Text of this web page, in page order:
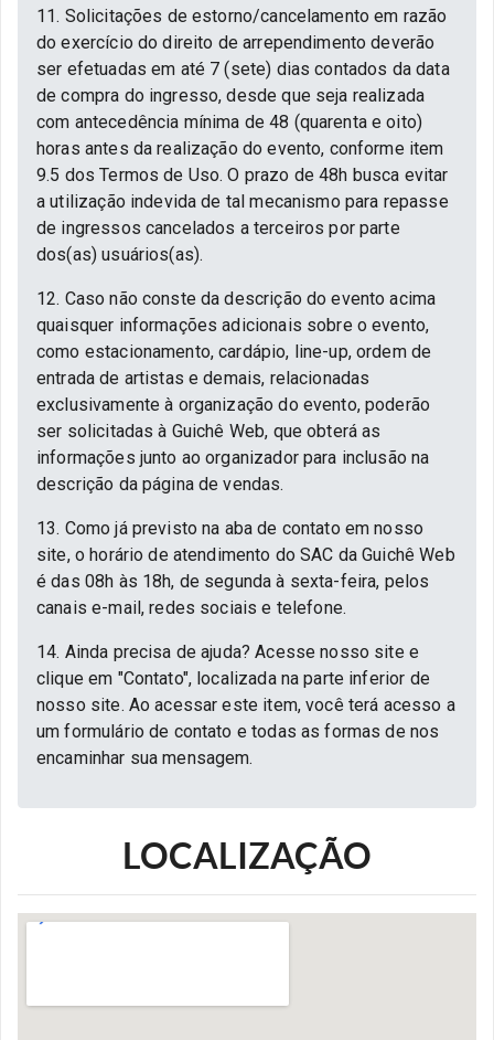
11. Solicitações de estorno/cancelamento em razão
do exercício do direito de arrependimento deverão
ser efetuadas em até 7 (sete) dias contados da data
de compra do ingresso, desde que seja realizada
com antecedência mínima de 48 (quarenta e oito)
horas antes da realização do evento, conforme item
9.5 dos Termos de Uso. O prazo de 48h busca evitar
a utilização indevida de tal mecanismo para repasse
de ingressos cancelados a terceiros por parte
dos(as) usuários(as).
12. Caso não conste da descrição do evento acima
quaisquer informações adicionais sobre o evento,
como estacionamento, cardápio, line-up, ordem de
entrada de artistas e demais, relacionadas
exclusivamente à organização do evento, poderão
ser solicitadas à Guichê Web, que obterá as
informações junto ao organizador para inclusão na
descrição da página de vendas.
13. Como já previsto na aba de contato em nosso
site, o horário de atendimento do SAC da Guichê Web
é das 08h às 18h, de segunda à sexta-feira, pelos
canais e-mail, redes sociais e telefone.
14. Ainda precisa de ajuda? Acesse nosso site e
clique em "Contato", localizada na parte inferior de
nosso site. Ao acessar este item, você terá acesso a
um formulário de contato e todas as formas de nos
encaminhar sua mensagem.
LOCALIZAÇÃO